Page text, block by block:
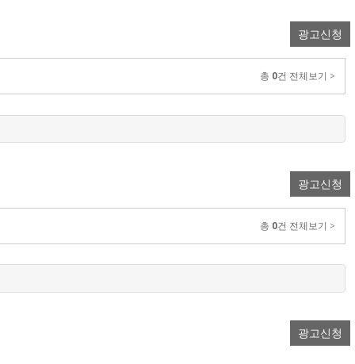
광고신청
총 0건 전체보기 >
광고신청
총 0건 전체보기 >
광고신청